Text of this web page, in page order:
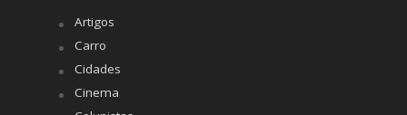
Artigos
Carro
Cidades
Cinema